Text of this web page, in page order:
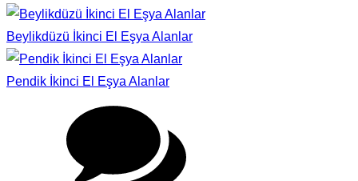
Beylikdüzü İkinci El Eşya Alanlar
Pendik İkinci El Eşya Alanlar